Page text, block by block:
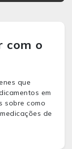
com o
que
em
sobre como
de